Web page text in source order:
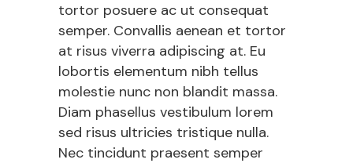
tortor posuere ac ut consequat
semper. Convallis aenean et tortor
at risus viverra adipiscing at. Eu
lobortis elementum nibh tellus
molestie nunc non blandit massa.
Diam phasellus vestibulum lorem
sed risus ultricies tristique nulla.
Nec tincidunt praesent semper